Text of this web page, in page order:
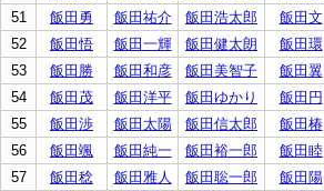
51
飯田勇 飯田祐介 飯田浩太郎 飯田文
52
飯田悟 飯田一輝 飯田健太朗 飯田環
53
飯田勝 飯田和彦 飯田美智子 飯田翼
54
飯田茂 飯田洋平 飯田ゆかり 飯田円
55
飯田渉 飯田太陽 飯田信太郎 飯田椿
56
飯田颯 飯田純一 飯田裕一郎 飯田睦
57
飯田稔 飯田雅人 飯田聡一郎 飯田陽